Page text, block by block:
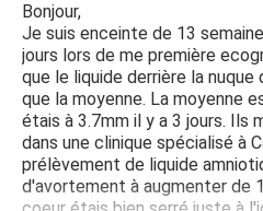
Bonjour,
Je suis enceinte de 13
jours lors de me première
que le liquide derrière la
que la moyenne. La moyenne
étais à 3.7mm il y a 3 jours. Ils
dans une clinique spécialisé à
prélèvement de liquide
d'avortement à augmenter de